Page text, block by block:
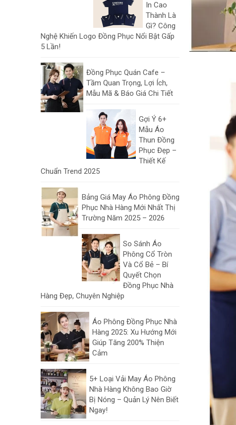
In Cao
Thành Là
Gì? Công
Nghệ Khiến Logo Đồng Phục Nổi Bật Gấp
5 Lần!
Đồng Phục Quán Cafe –
Tầm Quan Trọng, Lợi Ích,
Mẫu Mã & Báo Giá Chi Tiết
Gợi Ý 6+
Mẫu Áo
Thun Đồng
Phục Đẹp –
Thiết Kế
Chuẩn Trend 2025
Bảng Giá May Áo Phông Đồng
Phục Nhà Hàng Mới Nhất Thị
Trường Năm 2025 – 2026
So Sánh Áo
Phông Cổ Tròn
Và Cổ Bẻ – Bí
Quyết Chọn
Đồng Phục Nhà
Hàng Đẹp, Chuyên Nghiệp
Áo Phông Đồng Phục Nhà
Hàng 2025: Xu Hướng Mới
Giúp Tăng 200% Thiện
Cảm
5+ Loại Vải May Áo Phông
Nhà Hàng Không Bao Giờ
Bị Nóng – Quản Lý Nên Biết
Ngay!